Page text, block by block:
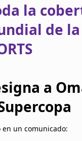
la
de la
a
en un comunicado: